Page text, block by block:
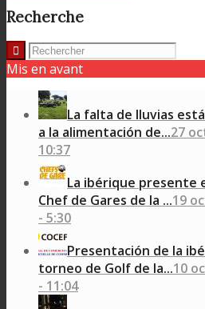
Recherche
Mis en avant
La falta de lluvias
a la alimentación de...27
10:37
La ibérique presente
Chef de Gares de la ...19
- 5:30
Presentación de la
torneo de Golf de la...10
- 11:04